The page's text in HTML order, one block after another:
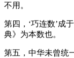
不用。
第四，‘巧连数’成
典》为本数也。
第五，中华未曾统